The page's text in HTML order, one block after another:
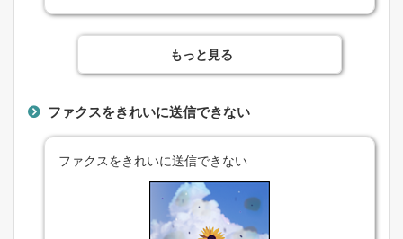
もっと見る
ファクスをきれいに送信できない
ファクスをきれいに送信できない